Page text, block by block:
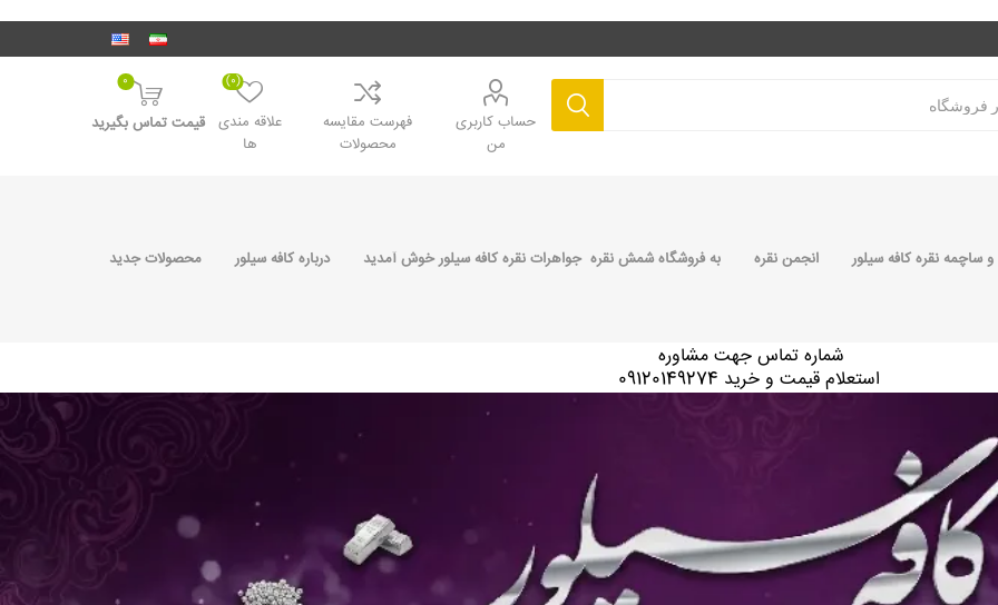
حساب کاربری
من
فهرست مقایسه
محصولات
علاقه مندی
ها
(0)
0
قیمت تماس بگیرید
ساچمه نقره کافه سیلور انجمن نقره به فروشگاه شمش نقره جواهرات نقره کافه سیلور خوش آمدید درباره کافه سیلور محصولات جدید
شماره تماس جهت مشاوره
استعلام قیمت و خرید 09120149274